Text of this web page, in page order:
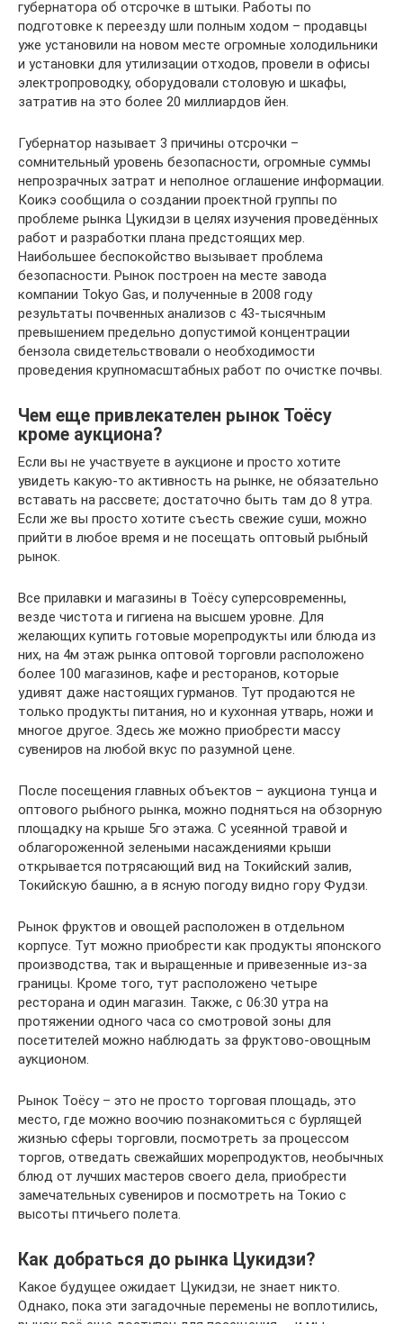
губернатора об отсрочке в штыки. Работы по
подготовке к переезду шли полным ходом – продавцы
уже установили на новом месте огромные холодильники
и установки для утилизации отходов, провели в офисы
электропроводку, оборудовали столовую и шкафы,
затратив на это более 20 миллиардов йен.
Губернатор называет 3 причины отсрочки –
сомнительный уровень безопасности, огромные суммы
непрозрачных затрат и неполное оглашение информации.
Коикэ сообщила о создании проектной группы по
проблеме рынка Цукидзи в целях изучения проведённых
работ и разработки плана предстоящих мер.
Наибольшее беспокойство вызывает проблема
безопасности. Рынок построен на месте завода
компании Tokyo Gas, и полученные в 2008 году
результаты почвенных анализов с 43-тысячным
превышением предельно допустимой концентрации
бензола свидетельствовали о необходимости
проведения крупномасштабных работ по очистке почвы.
Чем еще привлекателен рынок Тоёсу
кроме аукциона?
Если вы не участвуете в аукционе и просто хотите
увидеть какую-то активность на рынке, не обязательно
вставать на рассвете; достаточно быть там до 8 утра.
Если же вы просто хотите съесть свежие суши, можно
прийти в любое время и не посещать оптовый рыбный
рынок.
Все прилавки и магазины в Тоёсу суперсовременны,
везде чистота и гигиена на высшем уровне. Для
желающих купить готовые морепродукты или блюда из
них, на 4м этаж рынка оптовой торговли расположено
более 100 магазинов, кафе и ресторанов, которые
удивят даже настоящих гурманов. Тут продаются не
только продукты питания, но и кухонная утварь, ножи и
многое другое. Здесь же можно приобрести массу
сувениров на любой вкус по разумной цене.
После посещения главных объектов – аукциона тунца и
оптового рыбного рынка, можно подняться на обзорную
площадку на крыше 5го этажа. С усеянной травой и
облагороженной зелеными насаждениями крыши
открывается потрясающий вид на Токийский залив,
Токийскую башню, а в ясную погоду видно гору Фудзи.
Рынок фруктов и овощей расположен в отдельном
корпусе. Тут можно приобрести как продукты японского
производства, так и выращенные и привезенные из-за
границы. Кроме того, тут расположено четыре
ресторана и один магазин. Также, с 06:30 утра на
протяжении одного часа со смотровой зоны для
посетителей можно наблюдать за фруктово-овощным
аукционом.
Рынок Тоёсу – это не просто торговая площадь, это
место, где можно воочию познакомиться с бурлящей
жизнью сферы торговли, посмотреть за процессом
торгов, отведать свежайших морепродуктов, необычных
блюд от лучших мастеров своего дела, приобрести
замечательных сувениров и посмотреть на Токио с
высоты птичьего полета.
Как добраться до рынка Цукидзи?
Какое будущее ожидает Цукидзи, не знает никто.
Однако, пока эти загадочные перемены не воплотились,